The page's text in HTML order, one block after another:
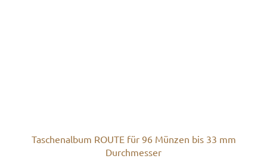
Taschenalbum ROUTE für 96 Münzen bis 33 mm
Durchmesser